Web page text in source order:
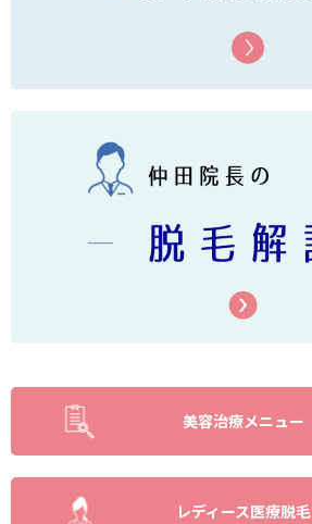
美容治療メニュー
レディース医療脱毛